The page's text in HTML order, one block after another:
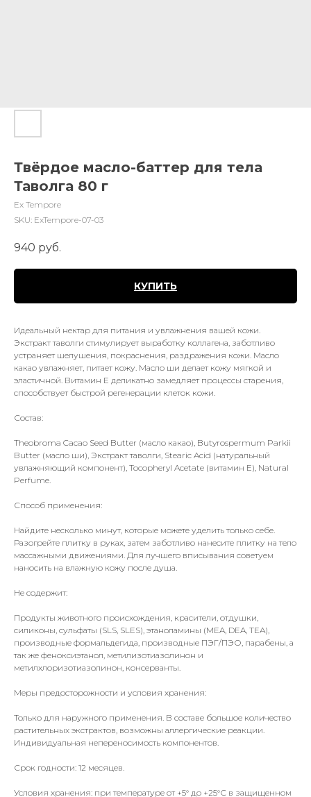
Твёрдое масло-баттер для тела
Таволга 80 г
Ex Tempore
SKU: ExTempore-07-03
940 руб.
КУПИТЬ
Идеальный нектар для питания и увлажнения вашей кожи.
Экстракт таволги стимулирует выработку коллагена, заботливо
устраняет шелушения, покраснения, раздражения кожи. Масло
какао увлажняет, питает кожу. Масло ши делает кожу мягкой и
эластичной. Витамин Е деликатно замедляет процессы старения,
способствует быстрой регенерации клеток кожи.
Состав:
Theobroma Cacao Seed Butter (масло какао), Butyrospermum Parkii
Butter (масло ши), Экстракт таволги, Stearic Acid (натуральный
увлажняющий компонент), Tocopheryl Acetate (витамин Е), Natural
Perfume.
Способ применения:
Найдите несколько минут, которые можете уделить только себе.
Разогрейте плитку в руках, затем заботливо нанесите плитку на тело
массажными движениями. Для лучшего вписывания советуем
наносить на влажную кожу после душа.
Не содержит:
Продукты животного происхождения, красители, отдушки,
силиконы, сульфаты (SLS, SLES), этаноламины (MEA, DEA, TEA),
производные формальдегида, производные ПЭГ/ПЭО, парабены, а
так же феноксиэтанол, метилизотиазолинон и
метилхлоризотиазолинон, консерванты.
Меры предосторожности и условия хранения:
Только для наружного применения. В составе большое количество
растительных экстрактов, возможны аллергические реакции.
Индивидуальная непереносимость компонентов.
Срок годности: 12 месяцев.
Условия хранения: при температуре от +5° до +25°С в защищенном